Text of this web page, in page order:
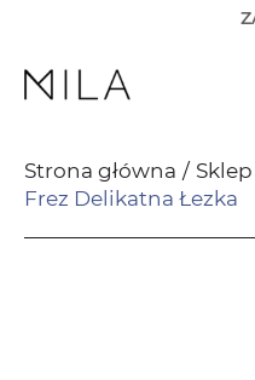
Strona główna Sklep
Frez Delikatna Łezka